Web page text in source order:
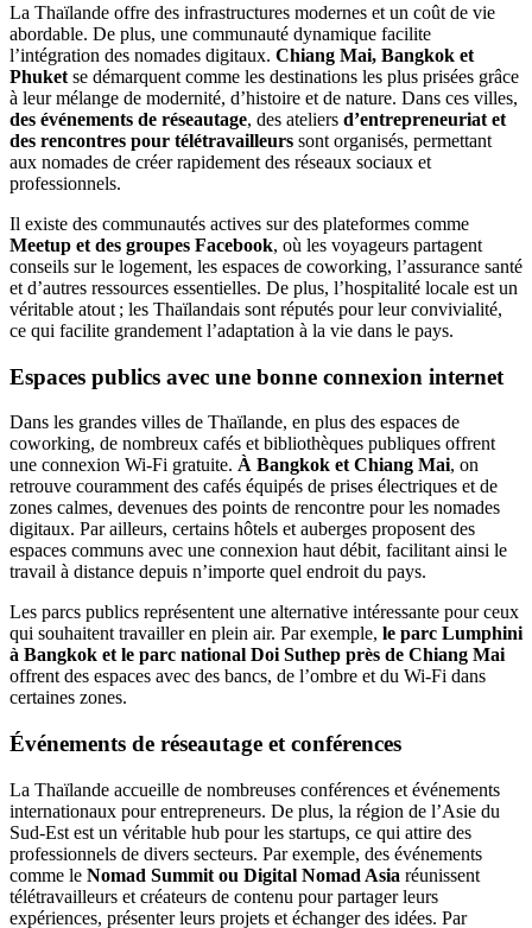
La Thaïlande offre des infrastructures modernes et un coût de vie
abordable. De plus, une communauté dynamique facilite
l’intégration des nomades digitaux. Chiang Mai, Bangkok et
Phuket se démarquent comme les destinations les plus prisées grâce
à leur mélange de modernité, d’histoire et de nature. Dans ces villes,
des événements de réseautage, des ateliers d’entrepreneuriat et
des rencontres pour télétravailleurs sont organisés, permettant
aux nomades de créer rapidement des réseaux sociaux et
professionnels.
Il existe des communautés actives sur des plateformes comme
Meetup et des groupes Facebook, où les voyageurs partagent
conseils sur le logement, les espaces de coworking, l’assurance santé
et d’autres ressources essentielles. De plus, l’hospitalité locale est un
véritable atout ; les Thaïlandais sont réputés pour leur convivialité,
ce qui facilite grandement l’adaptation à la vie dans le pays.
Espaces publics avec une bonne connexion internet
Dans les grandes villes de Thaïlande, en plus des espaces de
coworking, de nombreux cafés et bibliothèques publiques offrent
une connexion Wi-Fi gratuite. À Bangkok et Chiang Mai, on
retrouve couramment des cafés équipés de prises électriques et de
zones calmes, devenues des points de rencontre pour les nomades
digitaux. Par ailleurs, certains hôtels et auberges proposent des
espaces communs avec une connexion haut débit, facilitant ainsi le
travail à distance depuis n’importe quel endroit du pays.
Les parcs publics représentent une alternative intéressante pour ceux
qui souhaitent travailler en plein air. Par exemple, le parc Lumphini
à Bangkok et le parc national Doi Suthep près de Chiang Mai
offrent des espaces avec des bancs, de l’ombre et du Wi-Fi dans
certaines zones.
Événements de réseautage et conférences
La Thaïlande accueille de nombreuses conférences et événements
internationaux pour entrepreneurs. De plus, la région de l’Asie du
Sud-Est est un véritable hub pour les startups, ce qui attire des
professionnels de divers secteurs. Par exemple, des événements
comme le Nomad Summit ou Digital Nomad Asia réunissent
télétravailleurs et créateurs de contenu pour partager leurs
expériences, présenter leurs projets et échanger des idées. Par